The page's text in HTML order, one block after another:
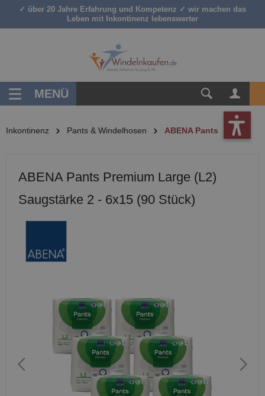
springen
✓ über 20 Jahre Erfahrung und Kompetenz ✓ wir machen das
Leben mit Inkontinenz lebenswerter
MENÜ
Inkontinenz Pants & Windelhosen ABENA Pants
ABENA Pants Premium Large (L2)
Saugstärke 2 - 6x15 (90 Stück)